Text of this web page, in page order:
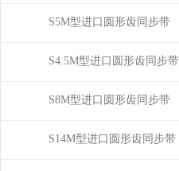
S5M型进口圆形齿同步带
S4.5M型进口圆形齿同步带
S8M型进口圆形齿同步带
S14M型进口圆形齿同步带